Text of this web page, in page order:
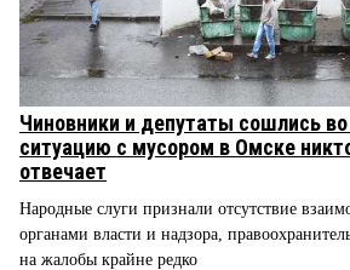
Чиновники и депутаты сошлись
ситуацию с мусором в Омске
отвечает
Народные слуги признали отсутствие
органами власти и надзора,
на жалобы крайне редко